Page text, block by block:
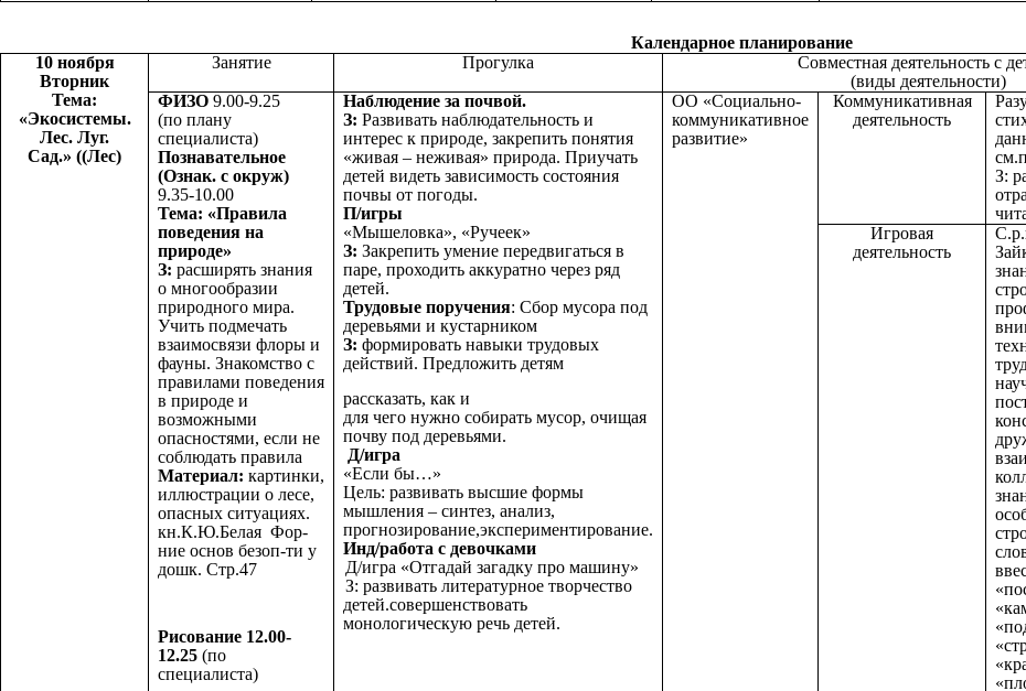
Календарное планирование
10 ноября
Вторник
Тема:
«Экосистемы.
Лес. Луг.
Сад.» ((Лес)
Занятие Прогулка
Совместная деятельность с
(виды деятельности)
ФИЗО 9.00-9.25
(по плану
специалиста)
Познавательное
(Ознак. с окруж)
9.35-10.00
Тема: «Правила
поведения на
природе»
З: расширять знания
о многообразии
природного мира.
Учить подмечать
взаимосвязи флоры и
фауны. Знакомство с
правилами поведения
в природе и
возможными
опасностями, если не
соблюдать правила
Материал: картинки,
иллюстрации о лесе,
опасных ситуациях.
кн.К.Ю.Белая Фор-
ние основ безоп-ти у
дошк. Стр.47
Рисование 12.00-
12.25 (по
специалиста)
Наблюдение за почвой.
З: Развивать наблюдательность и
интерес к природе, закрепить понятия
«живая – неживая» природа. Приучать
детей видеть зависимость состояния
почвы от погоды.
П/игры
«Мышеловка», «Ручеек»
З: Закрепить умение передвигаться в
паре, проходить аккуратно через ряд
детей.
Трудовые поручения: Сбор мусора под
деревьями и кустарником
З: формировать навыки трудовых
действий. Предложить детям
рассказать, как и
для чего нужно собирать мусор, очищая
почву под деревьями.
Д/игра
«Если бы…»
Цель: развивать высшие формы
мышления – синтез, анализ,
прогнозирование,экспериментирование.
Инд/работа с девочками
Д/игра «Отгадай загадку про машину»
З: развивать литературное творчество
детей.совершенствовать
монологическую речь детей.
ОО «Социально-
коммуникативное
развитие»
Коммуникативная
деятельность
З:
Игровая
деятельность